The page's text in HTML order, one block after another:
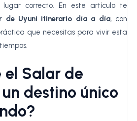
correcto. En este artículo te
de Uyuni itinerario día a día, con
que necesitas para vivir esta
el Salar de
destino único